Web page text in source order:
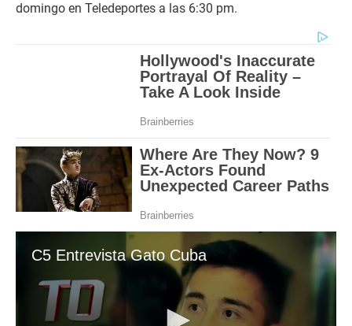
domingo en Teledeportes a las 6:30 pm.
C5 Entrevista Gato Cuba